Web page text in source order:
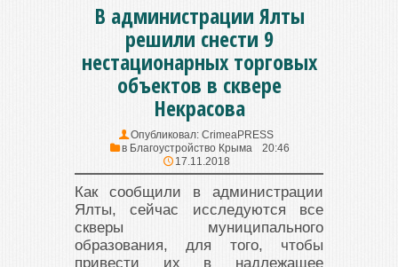
В администрации Ялты
решили снести 9
нестационарных торговых
объектов в сквере
Некрасова
Опубликовал: CrimeaPRESS
в Благоустройство Крыма
20:46
17.11.2018
Как сообщили в администрации
Ялты, сейчас исследуются все
скверы муниципального
образования, для того, чтобы
привести их в надлежащее